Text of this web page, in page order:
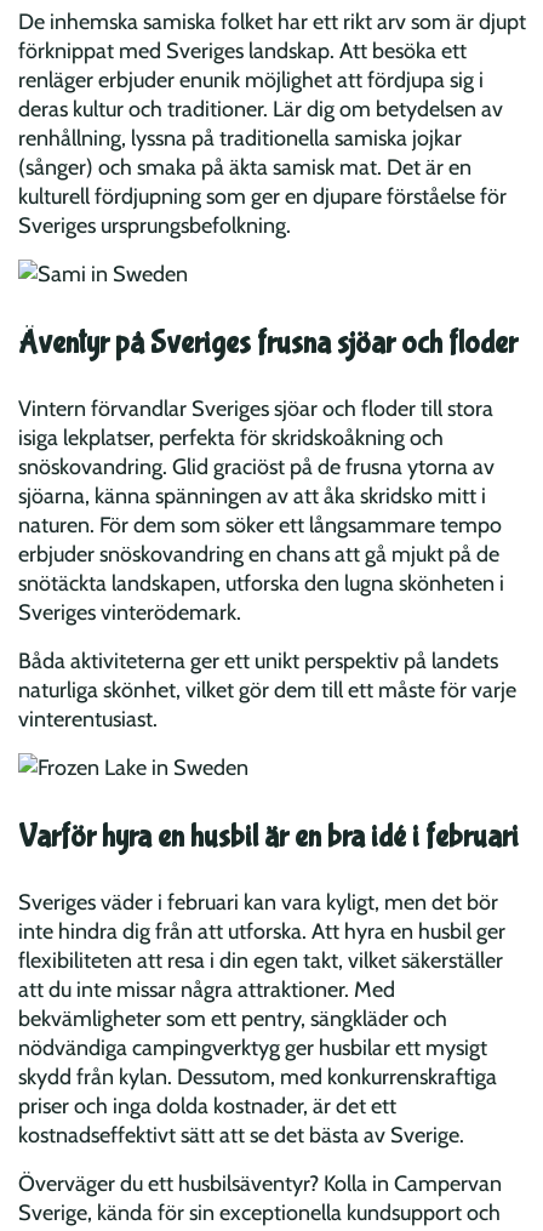
De inhemska samiska folket har ett rikt arv som är djupt
förknippat med Sveriges landskap. Att besöka ett
renläger erbjuder enunik möjlighet att fördjupa sig i
deras kultur och traditioner. Lär dig om betydelsen av
renhållning, lyssna på traditionella samiska jojkar
(sånger) och smaka på äkta samisk mat. Det är en
kulturell fördjupning som ger en djupare förståelse för
Sveriges ursprungsbefolkning.
Äventyr på Sveriges frusna sjöar och floder
Vintern förvandlar Sveriges sjöar och floder till stora
isiga lekplatser, perfekta för skridskoåkning och
snöskovandring. Glid graciöst på de frusna ytorna av
sjöarna, känna spänningen av att åka skridsko mitt i
naturen. För dem som söker ett långsammare tempo
erbjuder snöskovandring en chans att gå mjukt på de
snötäckta landskapen, utforska den lugna skönheten i
Sveriges vinterödemark.
Båda aktiviteterna ger ett unikt perspektiv på landets
naturliga skönhet, vilket gör dem till ett måste för varje
vinterentusiast.
Varför hyra en husbil är en bra idé i februari
Sveriges väder i februari kan vara kyligt, men det bör
inte hindra dig från att utforska. Att hyra en husbil ger
flexibiliteten att resa i din egen takt, vilket säkerställer
att du inte missar några attraktioner. Med
bekvämligheter som ett pentry, sängkläder och
nödvändiga campingverktyg ger husbilar ett mysigt
skydd från kylan. Dessutom, med konkurrenskraftiga
priser och inga dolda kostnader, är det ett
kostnadseffektivt sätt att se det bästa av Sverige.
Överväger du ett husbilsäventyr? Kolla in Campervan
Sverige, kända för sin exceptionella kundsupport och